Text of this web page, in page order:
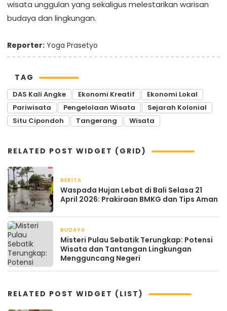
wisata unggulan yang sekaligus melestarikan warisan
budaya dan lingkungan.
Reporter: Yoga Prasetyo
TAG
DAS Kali Angke Ekonomi Kreatif
Ekonomi Lokal
Pariwisata
Pengelolaan Wisata
Sejarah Kolonial
Situ Cipondoh
Tangerang Wisata
RELATED POST WIDGET (GRID)
BERITA
Waspada Hujan Lebat di Bali Selasa 21
April 2026: Prakiraan BMKG dan Tips Aman
BUDAYA
Misteri Pulau Sebatik Terungkap: Potensi
Wisata dan Tantangan Lingkungan
Mengguncang Negeri
RELATED POST WIDGET (LIST)